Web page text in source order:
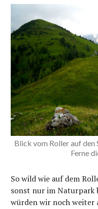
Blick vom Roller auf den
Ferne
So wild wie auf dem
sonst nur im Naturpark
würden wir noch weiter